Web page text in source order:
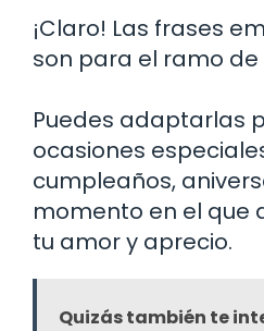
¡Claro! Las frases
son para el ramo de
Puedes adaptarlas
ocasiones
cumpleaños,
momento en el que
tu amor y aprecio.
Quizás también te